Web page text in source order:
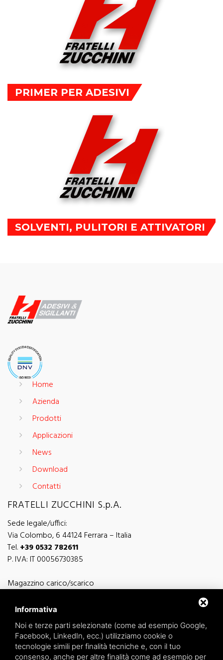
PRIMER PER ADESIVI
SOLVENTI, PULITORI E ATTIVATORI
Home
Azienda
Prodotti
Applicazioni
News
Download
Contatti
FRATELLI ZUCCHINI S.p.A.
Sede legale/uffici:
Via Colombo, 6 44124 Ferrara – Italia
Tel.+39 0532 782611
P. IVA: IT 00056730385
Magazzino carico/scarico
Via Finati 4/L - 4/M - 44124 Ferrara - Italia
Informativa
Noi e terze parti selezionate (come ad esempio Google,
Facebook, LinkedIn, ecc.) utilizziamo cookie o
tecnologie simili per finalità tecniche e, con il tuo
consenso, anche per altre finalità come ad esempio per